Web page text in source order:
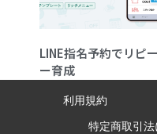
LINE指名予約でリピ
ー育成
利用規約
特定商取引